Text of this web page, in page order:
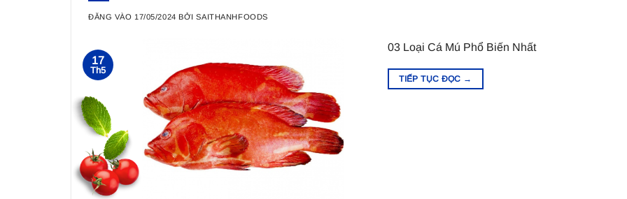
ĐĂNG VÀO 17/05/2024 BỞISAITHANHFOODS
17
Th5
03 Loại Cá Mú Phổ Biến Nhất
TIẾP TỤC ĐỌC →